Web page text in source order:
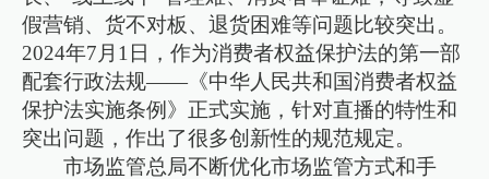
假营销、货不对板、退货困难等问题比较突出。
2024年7月1日，作为消费者权益保护法的第一部
配套行政法规——《中华人民共和国消费者权益
保护法实施条例》正式实施，针对直播的特性和
突出问题，作出了很多创新性的规范规定。
市场监管总局不断优化市场监管方式和手